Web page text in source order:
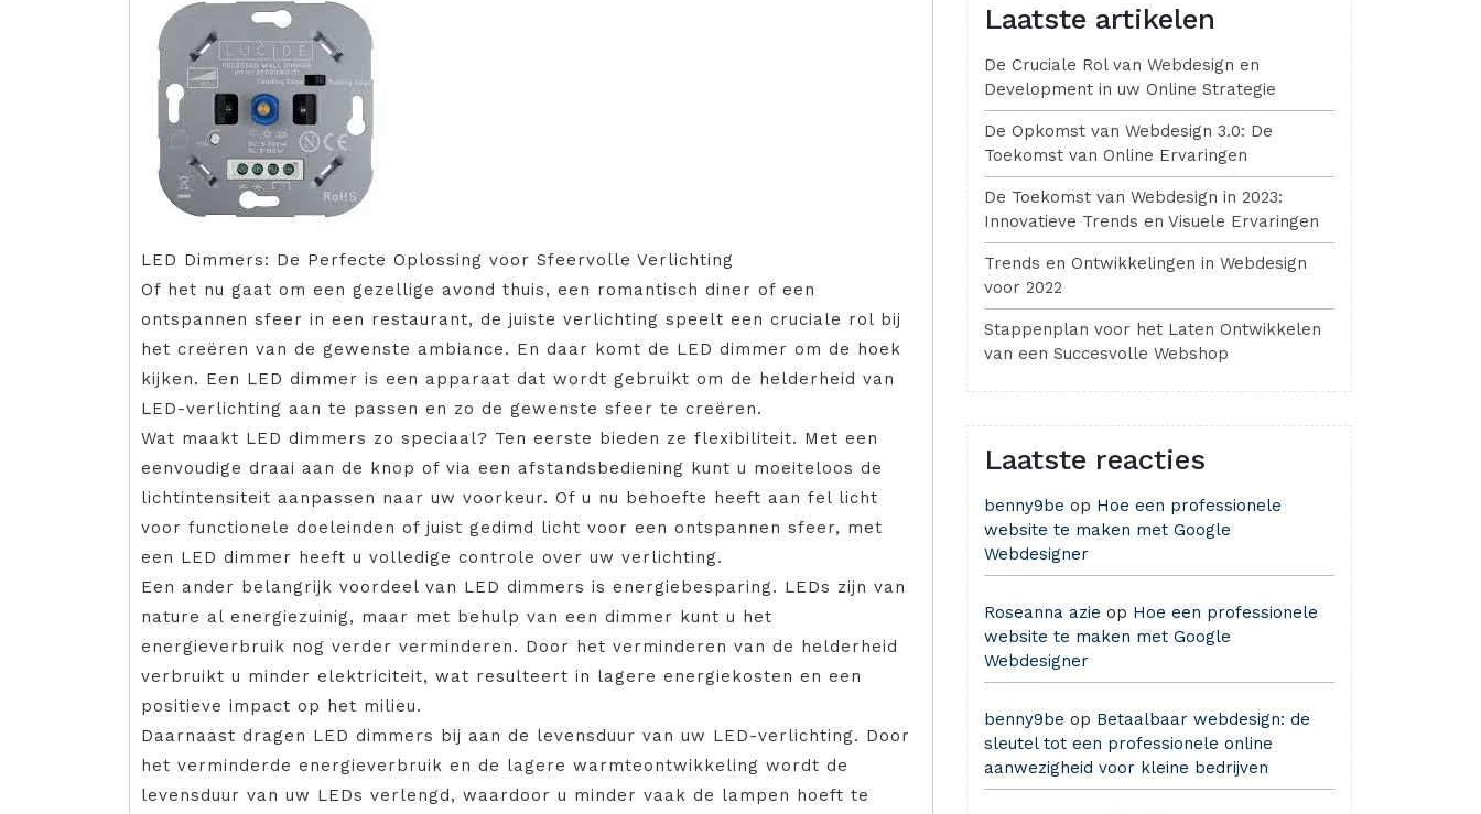
LED Dimmers: De Perfecte Oplossing voor Sfeervolle Verlichting
Of het nu gaat om een gezellige avond thuis, een romantisch diner of een
ontspannen sfeer in een restaurant, de juiste verlichting speelt een cruciale rol bij
het creëren van de gewenste ambiance. En daar komt de LED dimmer om de hoek
kijken. Een LED dimmer is een apparaat dat wordt gebruikt om de helderheid van
LED-verlichting aan te passen en zo de gewenste sfeer te creëren.
Wat maakt LED dimmers zo speciaal? Ten eerste bieden ze flexibiliteit. Met een
eenvoudige draai aan de knop of via een afstandsbediening kunt u moeiteloos de
lichtintensiteit aanpassen naar uw voorkeur. Of u nu behoefte heeft aan fel licht
voor functionele doeleinden of juist gedimd licht voor een ontspannen sfeer, met
een LED dimmer heeft u volledige controle over uw verlichting.
Een ander belangrijk voordeel van LED dimmers is energiebesparing. LEDs zijn van
nature al energiezuinig, maar met behulp van een dimmer kunt u het
energieverbruik nog verder verminderen. Door het verminderen van de helderheid
verbruikt u minder elektriciteit, wat resulteert in lagere energiekosten en een
positieve impact op het milieu.
Daarnaast dragen LED dimmers bij aan de levensduur van uw LED-verlichting. Door
het verminderde energieverbruik en de lagere warmteontwikkeling wordt de
levensduur van uw LEDs verlengd, waardoor u minder vaak de lampen hoeft te
Laatste artikelen
De Cruciale Rol van Webdesign en
Development in uw Online Strategie
De Opkomst van Webdesign 3.0: De
Toekomst van Online Ervaringen
De Toekomst van Webdesign in 2023:
Innovatieve Trends en Visuele Ervaringen
Trends en Ontwikkelingen in Webdesign
voor 2022
Stappenplan voor het Laten Ontwikkelen
van een Succesvolle Webshop
Laatste reacties
benny9be op Hoe een professionele
website te maken met Google
Webdesigner
Roseanna azie op Hoe een professionele
website te maken met Google
Webdesigner
benny9be op Betaalbaar webdesign: de
sleutel tot een professionele online
aanwezigheid voor kleine bedrijven